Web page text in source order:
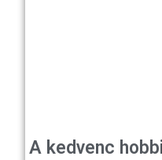
A kedvenc